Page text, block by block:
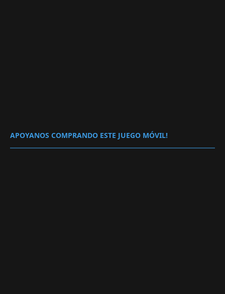
APOYANOS COMPRANDO ESTE JUEGO MÓVIL!